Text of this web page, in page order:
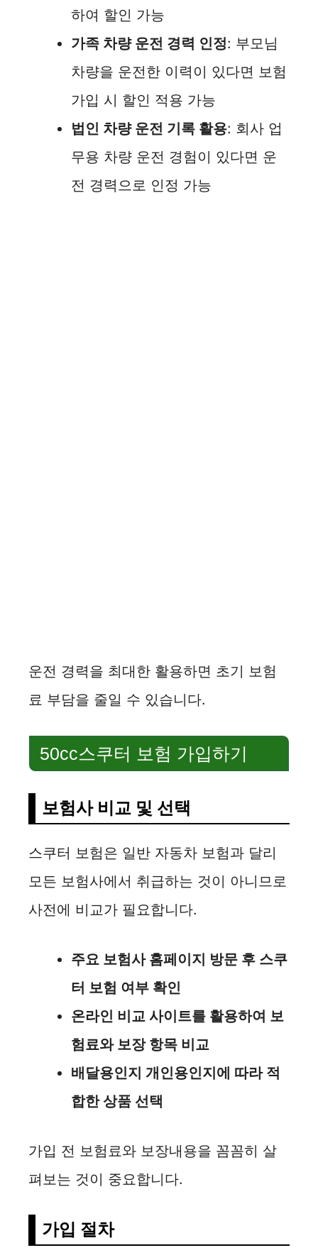
하여 할인 가능
가족 차량 운전 경력 인정: 부모님
차량을 운전한 이력이 있다면 보험
가입 시 할인 적용 가능
법인 차량 운전 기록 활용: 회사 업
무용 차량 운전 경험이 있다면 운
전 경력으로 인정 가능
운전 경력을 최대한 활용하면 초기 보험
료 부담을 줄일 수 있습니다.
50cc스쿠터 보험 가입하기
보험사 비교 및 선택
스쿠터 보험은 일반 자동차 보험과 달리
모든 보험사에서 취급하는 것이 아니므로
사전에 비교가 필요합니다.
주요 보험사 홈페이지 방문 후 스쿠
터 보험 여부 확인
온라인 비교 사이트를 활용하여 보
험료와 보장 항목 비교
배달용인지 개인용인지에 따라 적
합한 상품 선택
가입 전 보험료와 보장내용을 꼼꼼히 살
펴보는 것이 중요합니다.
가입 절차